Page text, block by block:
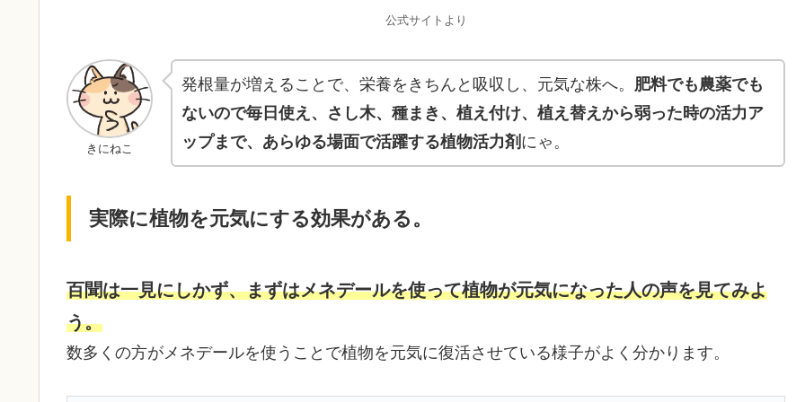
公式サイトより
きにねこ
発根量が増えることで、栄養をきちんと吸収し、元気な株へ。 肥料でも農薬でも
ないので毎日使え、さし木、種まき、植え付け、植え替えから弱った時の活力ア
ップまで、あらゆる場面で活躍する植物活力剤 にゃ。
実際に植物を元気にする効果がある。
百聞は一見にしかず、まずはメネデールを使って植物が元気になった人の声を見てみよ
う。
数多くの方がメネデールを使うことで植物を元気に復活させている様子がよく分かります。